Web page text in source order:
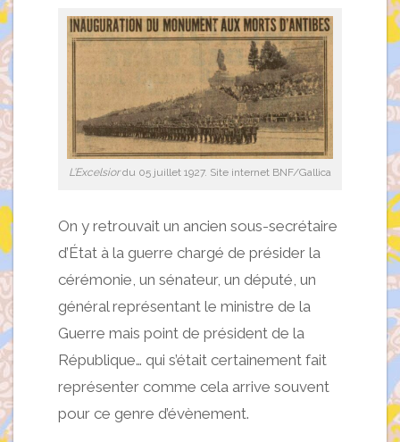
L’Excelsiordu 05 juillet 1927. Site internet BNF/Gallica
On y retrouvait un ancien sous-secrétaire
d’État à la guerre chargé de présider la
cérémonie, un sénateur, un député, un
général représentant le ministre de la
Guerre mais point de président de la
République… qui s’était certainement fait
représenter comme cela arrive souvent
pour ce genre d’évènement.